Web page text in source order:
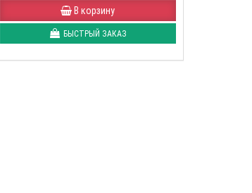
В корзину
БЫСТРЫЙ ЗАКАЗ